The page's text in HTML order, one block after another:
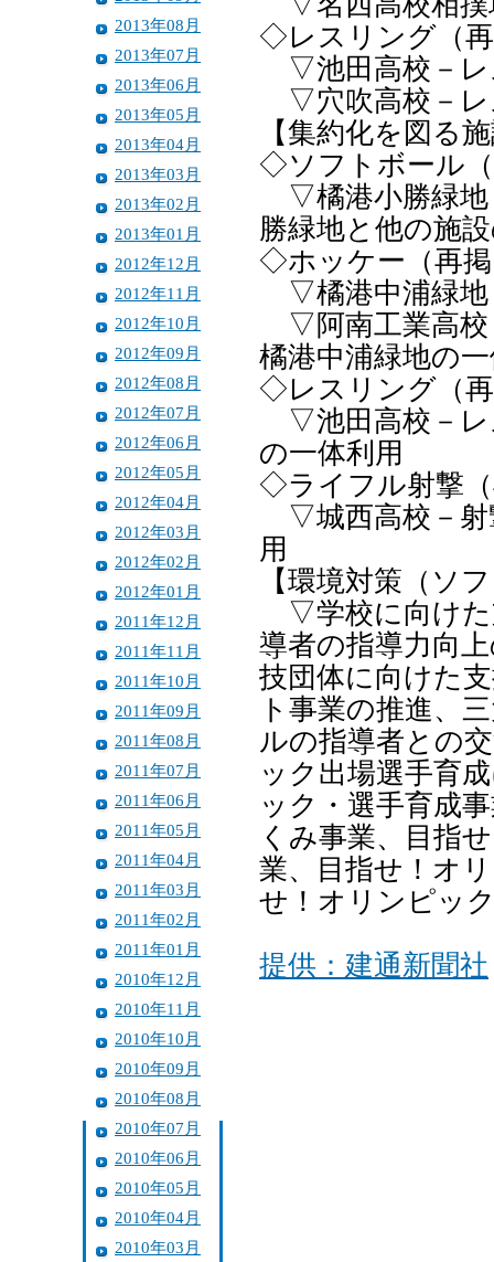
2013年08月
2013年07月
2013年06月
2013年05月
2013年04月
2013年03月
2013年02月
2013年01月
2012年12月
2012年11月
2012年10月
2012年09月
2012年08月
2012年07月
2012年06月
2012年05月
2012年04月
2012年03月
2012年02月
2012年01月
2011年12月
2011年11月
2011年10月
2011年09月
2011年08月
2011年07月
2011年06月
2011年05月
2011年04月
2011年03月
2011年02月
2011年01月
2010年12月
2010年11月
2010年10月
2010年09月
2010年08月
2010年07月
2010年06月
2010年05月
2010年04月
2010年03月
◇レスリング（
▽池田高校－レ
▽穴吹高校－レ
【集約化を図る
◇ソフトボール
▽橘港小勝緑地
勝緑地と他の施
◇ホッケー（再
▽橘港中浦緑地
▽阿南工業高校
橘港中浦緑地の
◇レスリング（
▽池田高校－レ
の一体利用
◇ライフル射撃
▽城西高校－射
用
【環境対策（ソ
▽学校に向けた
導者の指導力向
技団体に向けた
ト事業の推進、
ルの指導者との
ック出場選手育
ック・選手育成
くみ事業、目指
業、目指せ！オ
せ！オリンピッ
提供：建通新聞社